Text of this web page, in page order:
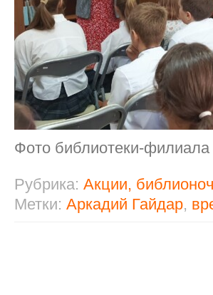
Фото библиотеки-
Рубрика: Акции,
Метки: Аркадий Гайдар,